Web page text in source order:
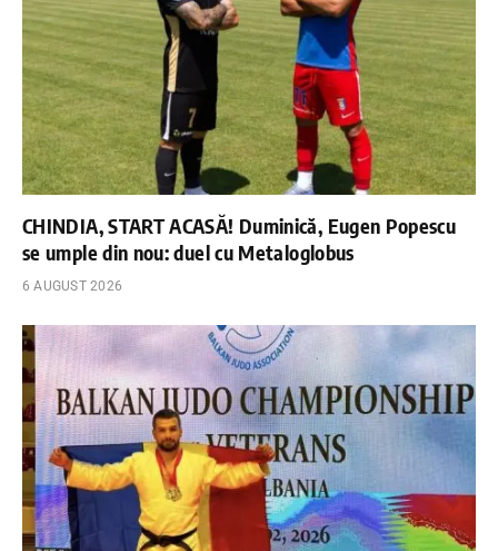
CHINDIA, START ACASĂ! Duminică, Eugen Popescu
se umple din nou: duel cu Metaloglobus
6 AUGUST 2026